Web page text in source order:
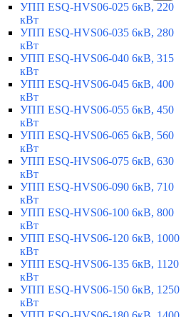
УПП ESQ-HVS06-025 6кВ, 220
кВт
УПП ESQ-HVS06-035 6кВ, 280
кВт
УПП ESQ-HVS06-040 6кВ, 315
кВт
УПП ESQ-HVS06-045 6кВ, 400
кВт
УПП ESQ-HVS06-055 6кВ, 450
кВт
УПП ESQ-HVS06-065 6кВ, 560
кВт
УПП ESQ-HVS06-075 6кВ, 630
кВт
УПП ESQ-HVS06-090 6кВ, 710
кВт
УПП ESQ-HVS06-100 6кВ, 800
кВт
УПП ESQ-HVS06-120 6кВ, 1000
кВт
УПП ESQ-HVS06-135 6кВ, 1120
кВт
УПП ESQ-HVS06-150 6кВ, 1250
кВт